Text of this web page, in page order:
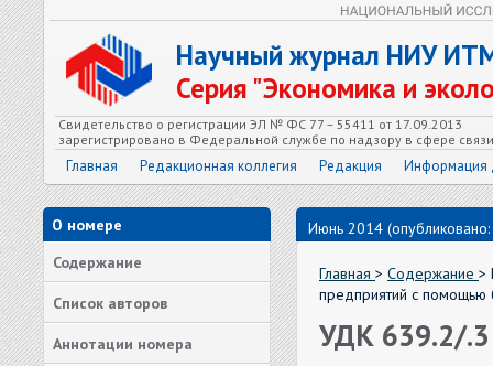
Научный журнал НИУ
Серия "Экономика и
Свидетельство о регистрации ЭЛ № ФС 77 – 55411 от 17.09.2013
зарегистрировано в Федеральной службе по надзору в сфере
Главная Редакционная коллегия Редакция Информация
О номере
Содержание
Список авторов
Аннотации номера
Июнь 2014
Главная > Содержание >
предприятий с помощью
УДК 639.2/.3